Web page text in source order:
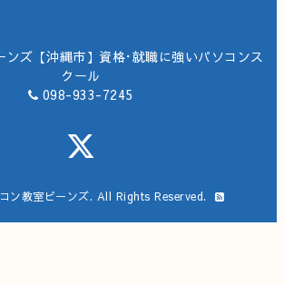
ンズ【沖縄市】資格･就職に強いパソコンス
クール
098-933-7245
ン教室ビーンズ. All Rights Reserved.